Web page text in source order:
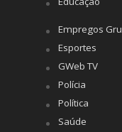
Empregos Gru
Esportes
GWeb TV
Polícia
Política
Saúde